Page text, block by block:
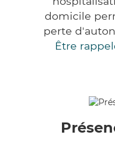
domicile
perte
Être